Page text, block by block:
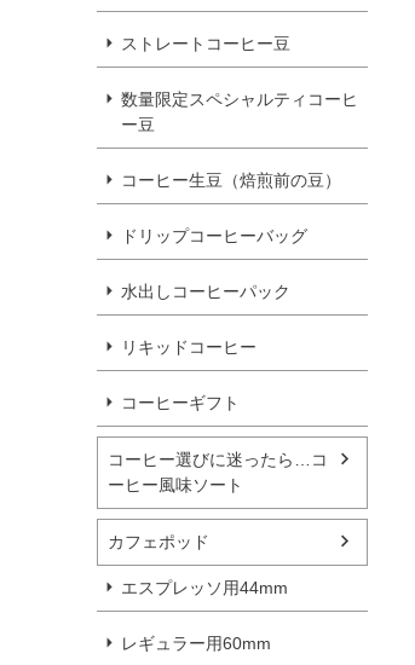
ストレートコーヒー豆
数量限定スペシャルティコーヒ
ー豆
コーヒー生豆（焙煎前の豆）
ドリップコーヒーバッグ
水出しコーヒーパック
リキッドコーヒー
コーヒーギフト
コーヒー選びに迷ったら…コ
ーヒー風味ソート
カフェポッド
エスプレッソ用44mm
レギュラー用60mm